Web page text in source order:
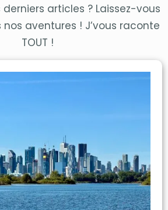
articles ? Laissez-vous
aventures ! J’vous raconte
TOUT !